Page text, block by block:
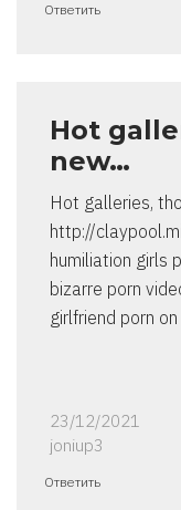
Ответить
Hot
new…
Hot galleries,
http://
humiliation girls
bizarre porn
girlfriend porn
23/12/2021
joniup3
Ответить